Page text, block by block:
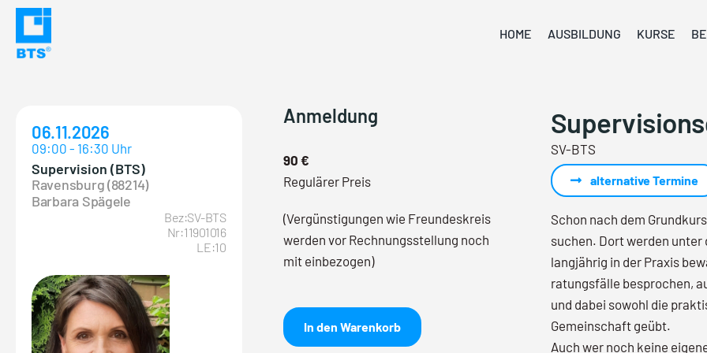
Skip
content
HOME AUSBILDUNG KURSE
06.11.2026
09:00 - 16:30 Uhr
Supervision (BTS)
Ravensburg (88214)
Barbara Spägele
Bez:SV-BTS
Nr:11901016
LE:10
Anmeldung
90 €
Regulärer Preis
(Vergünstigungen wie Freundeskreis
werden vor Rechnungsstellung noch
mit einbezogen)
In den Warenkorb
SV-BTS
alternative Termine
Schon nach dem
suchen. Dort werden
langjährig in der Praxis
ratungsfälle besprochen,
und dabei sowohl die
Gemeinschaft geübt.
Auch wer noch keine